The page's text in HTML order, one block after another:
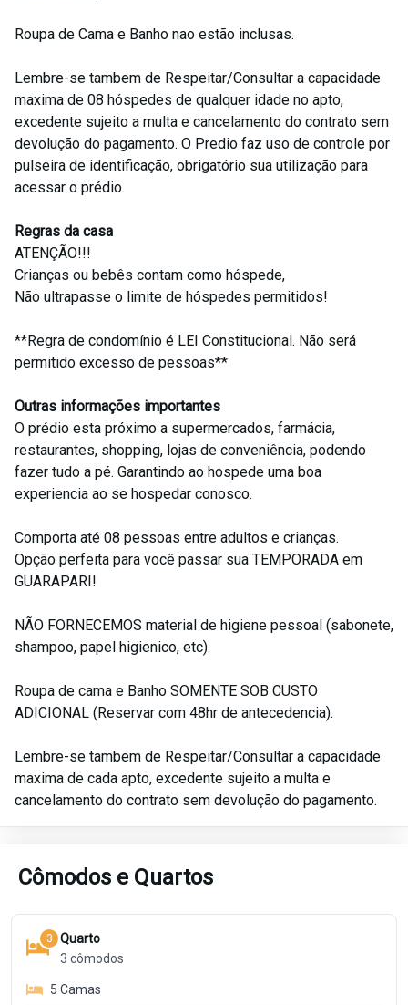
Roupa de Cama e Banho nao estão inclusas.
Lembre-se tambem de Respeitar/Consultar a capacidade
maxima de 08 hóspedes de qualquer idade no apto,
excedente sujeito a multa e cancelamento do contrato sem
devolução do pagamento. O Predio faz uso de controle por
pulseira de identificação, obrigatório sua utilização para
acessar o prédio.
Regras da casa
ATENÇÃO!!!
Crianças ou bebês contam como hóspede,
Não ultrapasse o limite de hóspedes permitidos!
**Regra de condomínio é LEI Constitucional. Não será
permitido excesso de pessoas**
Outras informações importantes
O prédio esta próximo a supermercados, farmácia,
restaurantes, shopping, lojas de conveniência, podendo
fazer tudo a pé. Garantindo ao hospede uma boa
experiencia ao se hospedar conosco.
Comporta até 08 pessoas entre adultos e crianças.
Opção perfeita para você passar sua TEMPORADA em
GUARAPARI!
NÃO FORNECEMOS material de higiene pessoal (sabonete,
shampoo, papel higienico, etc).
Roupa de cama e Banho SOMENTE SOB CUSTO
ADICIONAL (Reservar com 48hr de antecedencia).
Lembre-se tambem de Respeitar/Consultar a capacidade
maxima de cada apto, excedente sujeito a multa e
cancelamento do contrato sem devolução do pagamento.
Cômodos e Quartos
3
Quarto
3 cômodos
5 Camas